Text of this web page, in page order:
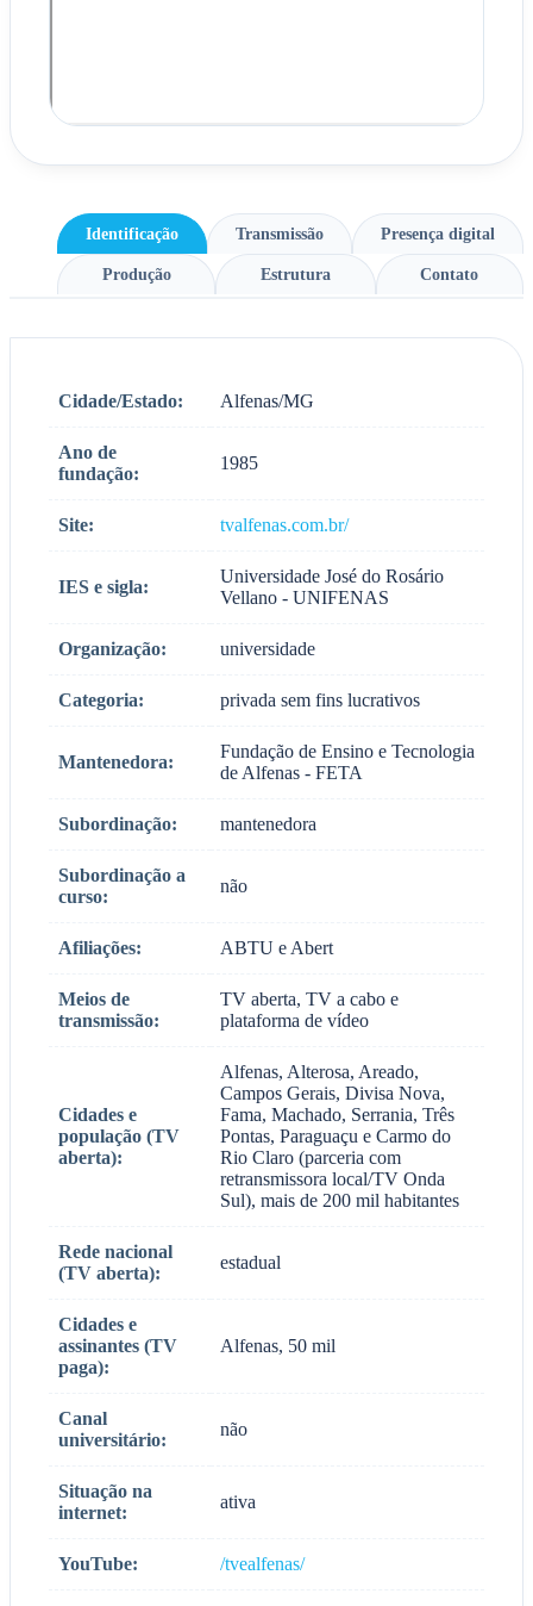
Identificação Transmissão Presença digital
Produção Estrutura Contato
Cidade/Estado: Alfenas/MG
Ano de
fundação:
1985
Site: tvalfenas.com.br/
IES e sigla:
Universidade José do Rosário
Vellano - UNIFENAS
Organização: universidade
Categoria: privada sem fins lucrativos
Mantenedora:
Fundação de Ensino e Tecnologia
de Alfenas - FETA
Subordinação: mantenedora
Subordinação a
curso:
não
Afiliações: ABTU e Abert
Meios de
transmissão:
TV aberta, TV a cabo e
plataforma de vídeo
Cidades e
população (TV
aberta):
Alfenas, Alterosa, Areado,
Campos Gerais, Divisa Nova,
Fama, Machado, Serrania, Três
Pontas, Paraguaçu e Carmo do
Rio Claro (parceria com
retransmissora local/TV Onda
Sul), mais de 200 mil habitantes
Rede nacional
(TV aberta):
estadual
Cidades e
assinantes (TV
paga):
Alfenas, 50 mil
Canal
universitário:
não
Situação na
internet:
ativa
YouTube: /tvealfenas/